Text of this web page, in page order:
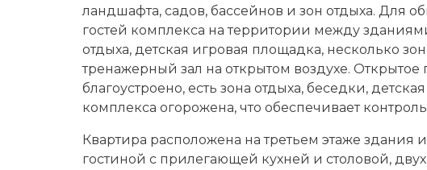
ландшафта, садов, бассейнов и зон отдыха. Для
гостей комплекса на территории между
отдыха, детская игровая площадка, несколько
тренажерный зал на открытом воздухе. Открытое
благоустроено, есть зона отдыха, беседки,
комплекса огорожена, что обеспечивает
Квартира расположена на третьем этаже здания
гостиной с прилегающей кухней и столовой,